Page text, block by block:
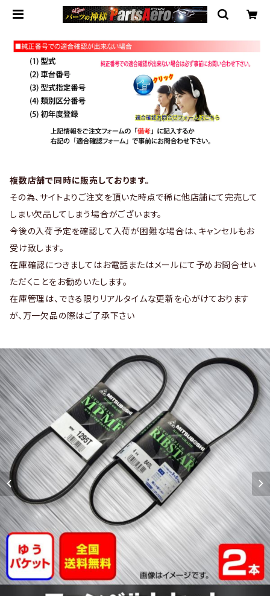
複数店舗で同時に販売しております。
その為、サイトよりご注文を頂いた時点で稀に他店舗にて完売して
しまい欠品してしまう場合がございます。
今後の入荷予定を確認して入荷が困難な場合は、キャンセルもお
受け致します。
在庫確認につきましてはお電話またはメールにて予めお問合せい
ただくことをお勧めいたします。
在庫管理は、できる限りリアルタイムな更新を心がけております
が、万一欠品の際はご了承下さい